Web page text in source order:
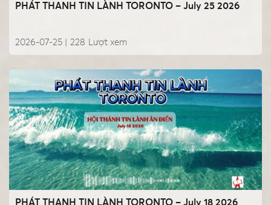
PHÁT THANH TIN LÀNH TORONTO – July 25 2026
2026-07-25 | Lượt xem
228
PHÁT THANH TIN LÀNH TORONTO – July 18 2026